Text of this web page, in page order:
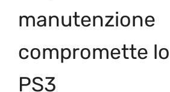
manutenzione
compromette
PS3